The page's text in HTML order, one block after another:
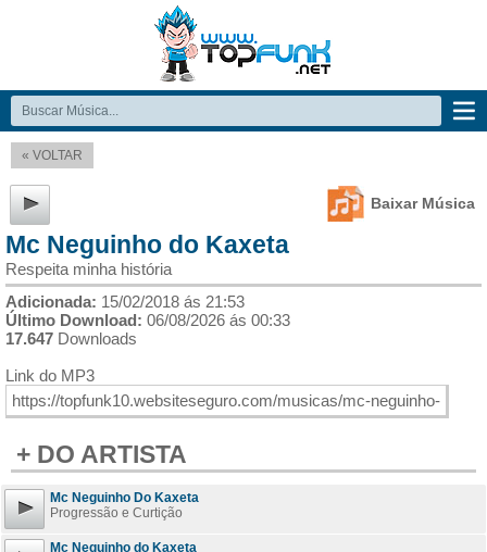
« VOLTAR
Baixar Música
Mc Neguinho do Kaxeta
Respeita minha história
Adicionada: 15/02/2018 ás 21:53
Último Download: 06/08/2026 ás 00:33
17.647 Downloads
Link do MP3
+ DO ARTISTA
Mc Neguinho Do Kaxeta
Progressão e Curtição
Mc Neguinho do Kaxeta